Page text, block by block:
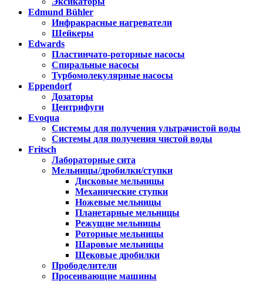
Edmund Bühler
Инфракрасные нагреватели
Шейкеры
Edwards
Пластинчато-роторные насосы
Спиральные насосы
Турбомолекулярные насосы
Eppendorf
Дозаторы
Центрифуги
Evoqua
Системы для получения ультрачистой воды
Системы для получения чистой воды
Fritsch
Лабораторные сита
Мельницы/дробилки/ступки
Дисковые мельницы
Механические ступки
Ножевые мельницы
Планетарные мельницы
Режущие мельницы
Роторные мельницы
Шаровые мельницы
Щековые дробилки
Прободелители
Просеивающие машины